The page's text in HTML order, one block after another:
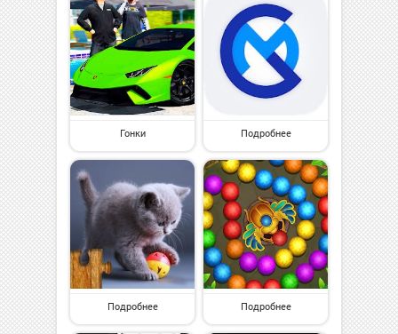
Гонки Подробнее
Подробнее Подробнее